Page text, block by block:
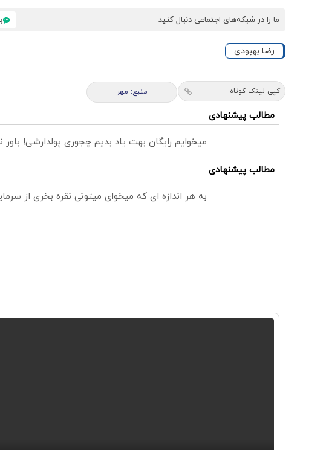
ما را در شبکه‌های اجتماعی دنبال کنید
رضا بهبودی
کپی لینک کوتاه منبع: مهر
مطالب پیشنهادی
میخوایم رایگان بهت یاد بدیم چجوری پولدارشی!
مطالب پیشنهادی
به هر اندازه ای که میخوای میتونی نقره بخری از